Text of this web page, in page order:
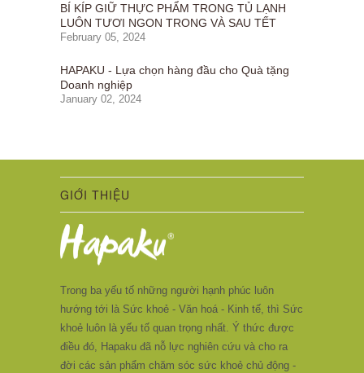
BÍ KÍP GIỮ THỰC PHẨM TRONG TỦ LẠNH
LUÔN TƯƠI NGON TRONG VÀ SAU TẾT
February 05, 2024
HAPAKU - Lựa chọn hàng đầu cho Quà tặng
Doanh nghiệp
January 02, 2024
GIỚI THIỆU
Trong ba yếu tố những người hạnh phúc luôn
hướng tới là Sức khoẻ - Văn hoá - Kinh tế, thì Sức
khoẻ luôn là yếu tố quan trọng nhất. Ý thức được
điều đó, Hapaku đã nỗ lực nghiên cứu và cho ra
đời các sản phẩm chăm sóc sức khoẻ chủ động -